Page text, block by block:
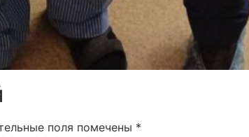
поля помечены *